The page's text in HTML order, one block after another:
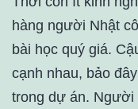
hàng người Nhật
bài học quý giá.
cạnh nhau, bảo
trong dự án. Người